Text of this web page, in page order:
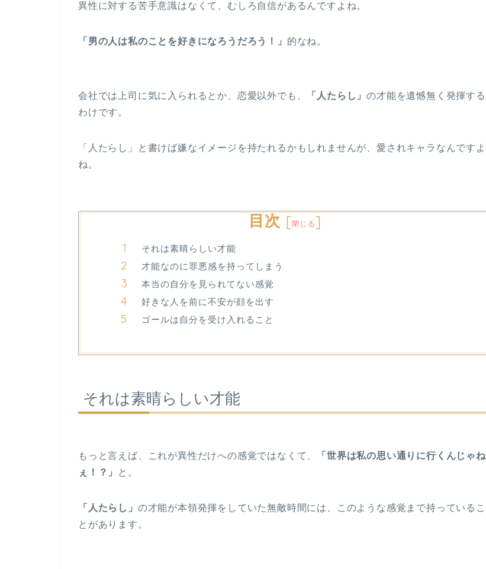
異性に対する苦手意識はなくて、むしろ自信があるんですよね。
「男の人は私のことを好きになろうだろう！」 的なね。
会社では上司に気に入られるとか、恋愛以外でも、 「人たらし」の才能を遺憾無く発揮する
わけです。
「人たらし」と書けば嫌なイメージを持たれるかもしれませんが、愛されキャラなんですよ
ね。
目次 [閉じる]
それは素晴らしい才能
才能なのに罪悪感を持ってしまう
本当の自分を見られてない感覚
好きな人を前に不安が顔を出す
ゴールは自分を受け入れること
それは素晴らしい才能
もっと言えば、これが異性だけへの感覚ではなくて、
「世界は私の思い通りに行くんじゃね
ぇ！？」
と。
「人たらし」 の才能が本領発揮をしていた無敵時間には、このような感覚まで持っているこ
とがあります。